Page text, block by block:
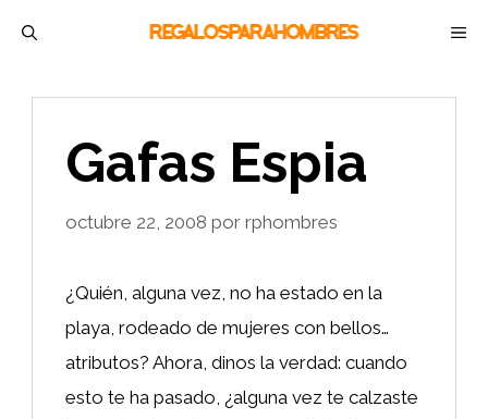
Gafas Espia
octubre 22, 2008 por rphombres
¿Quién, alguna vez, no ha estado en la
playa, rodeado de mujeres con bellos…
atributos? Ahora, dinos la verdad: cuando
esto te ha pasado, ¿alguna vez te calzaste